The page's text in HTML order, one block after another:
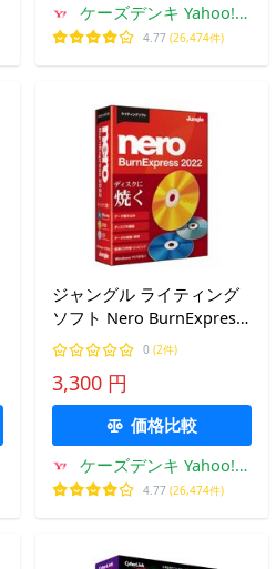
ケーズデンキ Yahoo!シ
ョップ
4.77 (26,474件)
ジャングル ライティング
ソフト Nero BurnExpress
2022
0 (2件)
3,300 円
価格比較
ケーズデンキ Yahoo!シ
ョップ
4.77 (26,474件)